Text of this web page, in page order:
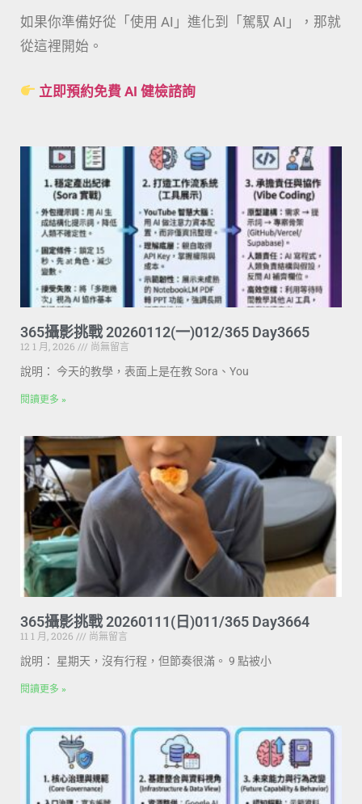
如果你準備好從「使用 AI」進化到「駕馭 AI」，那就
從這裡開始。
立即預約免費 AI 健檢諮詢
365攝影挑戰 20260112(一)012/365 Day3665
12 1 月, 2026
尚無留言
說明： 今天的教學，表面上是在教 Sora、You
閱讀更多 »
365攝影挑戰 20260111(日)011/365 Day3664
11 1 月, 2026
尚無留言
說明： 星期天，沒有行程，但節奏很滿。 9 點被小
閱讀更多 »